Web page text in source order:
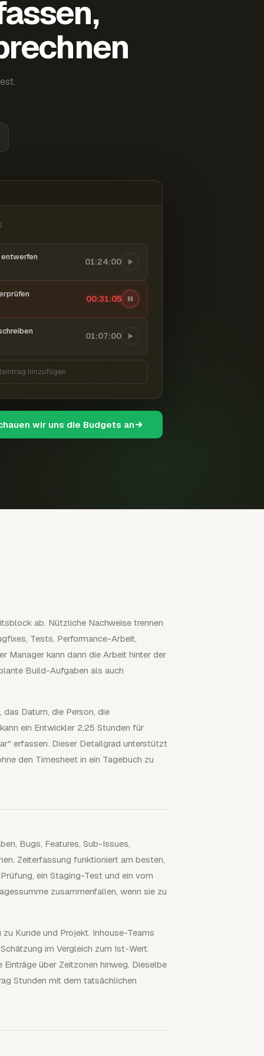
01:24:00
00:31:06
01:07:00
hinzufügen
wir uns die Budgets an
ab. Nützliche Nachweise trennen
Tests, Performance-Arbeit,
Manager kann dann die Arbeit hinter der
Build-Aufgaben als auch
Datum, die Person, die
ein Entwickler 2,25 Stunden für
erfassen. Dieser Detailgrad unterstützt
den Timesheet in ein Tagebuch zu
Bugs, Features, Sub-Issues,
Zeiterfassung funktioniert am besten,
ein Staging-Test und ein vom
zusammenfallen, wenn sie zu
Kunde und Projekt. Inhouse-Teams
im Vergleich zum Ist-Wert.
über Zeitzonen hinweg. Dieselbe
Stunden mit dem tatsächlichen